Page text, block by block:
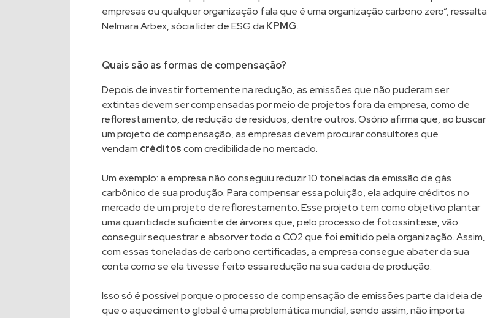
empresas ou qualquer organização fala que é uma organização carbono zero”, ressalta
Nelmara Arbex, sócia líder de ESG da KPMG.
Quais são as formas de compensação?
Depois de investir fortemente na redução, as emissões que não puderam ser
extintas devem ser compensadas por meio de projetos fora da empresa, como de
reflorestamento, de redução de resíduos, dentre outros. Osório afirma que, ao buscar
um projeto de compensação, as empresas devem procurar consultores que
vendam créditoscom credibilidade no mercado.
Um exemplo: a empresa não conseguiu reduzir 10 toneladas da emissão de gás
carbônico de sua produção. Para compensar essa poluição, ela adquire créditos no
mercado de um projeto de reflorestamento. Esse projeto tem como objetivo plantar
uma quantidade suficiente de árvores que, pelo processo de fotossíntese, vão
conseguir sequestrar e absorver todo o CO2 que foi emitido pela organização. Assim,
com essas toneladas de carbono certificadas, a empresa consegue abater da sua
conta como se ela tivesse feito essa redução na sua cadeia de produção.
Isso só é possível porque o processo de compensação de emissões parte da ideia de
que o aquecimento global é uma problemática mundial, sendo assim, não importa